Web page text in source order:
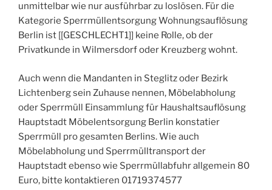
unmittelbar wie nur ausführbar zu loslösen. Für die
Kategorie Sperrmüllentsorgung Wohnungsauflösung
Berlin ist [[GESCHLECHT1]] keine Rolle, ob der
Privatkunde in Wilmersdorf oder Kreuzberg wohnt.
Auch wenn die Mandanten in Steglitz oder Bezirk
Lichtenberg sein Zuhause nennen, Möbelabholung
oder Sperrmüll Einsammlung für Haushaltsauflösung
Hauptstadt Möbelentsorgung Berlin konstatier
Sperrmüll pro gesamten Berlins. Wie auch
Möbelabholung und Sperrmülltransport der
Hauptstadt ebenso wie Sperrmüllabfuhr allgemein 80
Euro, bitte kontaktieren 01719374577